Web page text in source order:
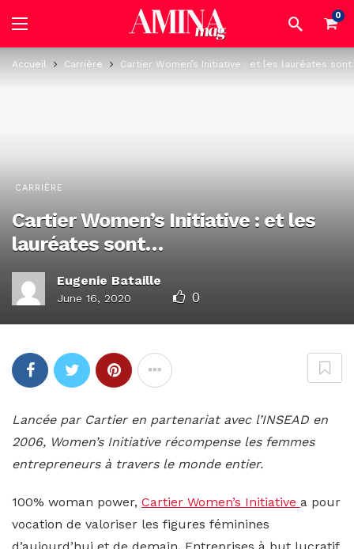
0
Accueil Carrière Cartier Women’s Initiative : et les lauréates
CARRIÈRE
Cartier Women’s Initiative : et les
lauréates sont…
Eugenie Bataille
June 16, 2020 0
Lancée par Cartier en partenariat avec l’INSEAD en
2006, Women’s Initiative récompense les femmes
entrepreneurs à travers le monde entier.
100% woman power, Cartier Women’s Initiative a pour
vocation de valoriser les figures féminines